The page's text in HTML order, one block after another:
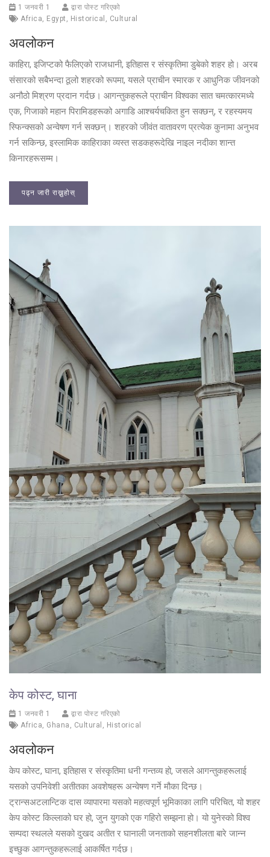
1 जनवरी 1
द्वारा पोस्ट गरिएको
Africa, Egypt , Historical , Cultural
अवलोकन
काहिरा, इजिप्टको फैलिएको राजधानी, इतिहास र संस्कृतिमा डुबेको शहर हो। अरब
संसारको सबैभन्दा ठूलो शहरको रूपमा, यसले प्राचीन स्मारक र आधुनिक जीवनको
अनौठो मिश्रण प्रदान गर्दछ। आगन्तुकहरूले प्राचीन विश्वका सात चमत्कारमध्ये
एक, गिजाको महान पिरामिडहरूको अगाडि आश्चर्यचकित हुन सक्छन्, र रहस्यमय
स्फिन्क्सको अन्वेषण गर्न सक्छन्। शहरको जीवंत वातावरण प्रत्येक कुनामा अनुभव
गर्न सकिन्छ, इस्लामिक काहिराका व्यस्त सडकहरूदेखि नाइल नदीका शान्त
किनारहरूसम्म।
पढ्न जारी राख्नुहोस्
केप कोस्ट, घाना
1 जनवरी 1
द्वारा पोस्ट गरिएको
Africa, Ghana , Cultural , Historical
अवलोकन
केप कोस्ट, घाना, इतिहास र संस्कृतिमा धनी गन्तव्य हो, जसले आगन्तुकहरूलाई
यसको उपनिवेशी अतीतका अवशेषहरू अन्वेषण गर्ने मौका दिन्छ।
ट्रान्सअटलान्टिक दास व्यापारमा यसको महत्वपूर्ण भूमिकाका लागि परिचित, यो शहर
केप कोस्ट किल्लाको घर हो, जुन युगको एक गहिरो सम्झना हो। यो युनेस्को विश्व
सम्पदा स्थलले यसको दुखद अतीत र घानाली जनताको सहनशीलता बारे जान्न
इच्छुक आगन्तुकहरूलाई आकर्षित गर्दछ।